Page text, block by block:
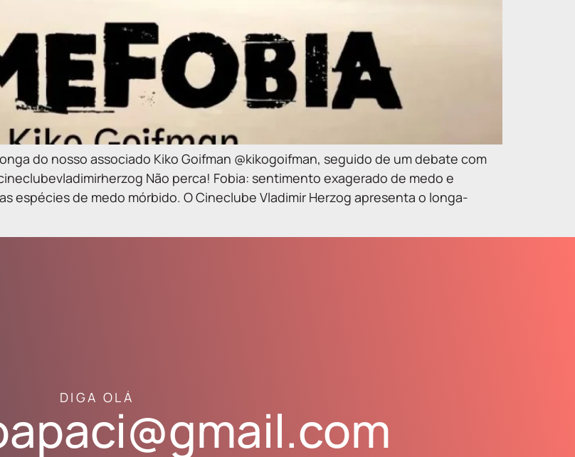
do nosso associado Kiko Goifman @kikogoifman, seguido de um debate com
Não perca! Fobia: sentimento exagerado de medo e
espécies de medo mórbido. O Cineclube Vladimir Herzog apresenta o longa-
DIGA OLÁ